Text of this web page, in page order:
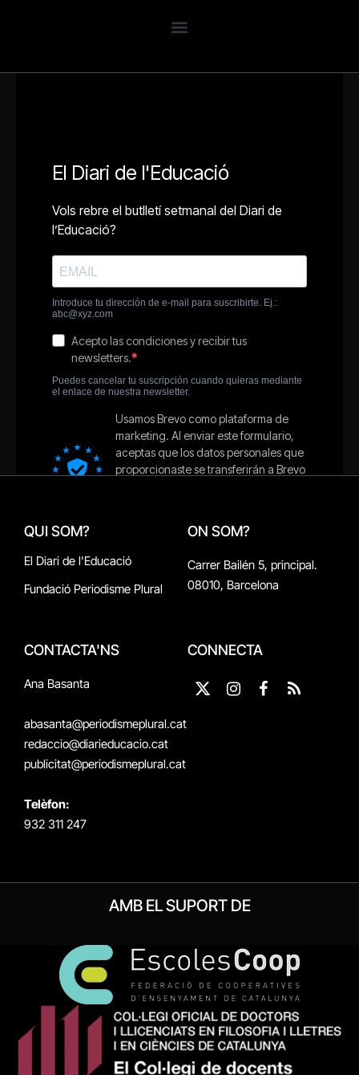
QUI SOM?
El Diari de l'Educació
Fundació Periodisme Plural
ON SOM?
Carrer Bailén 5, principal.
08010, Barcelona
CONTACTA'NS
Ana Basanta
abasanta@periodismeplural.cat
redaccio@diarieducacio.cat
publicitat@periodismeplural.cat
Telèfon:
932 311 247
CONNECTA
X
InstagramFacebook
RSS
AMB EL SUPORT DE